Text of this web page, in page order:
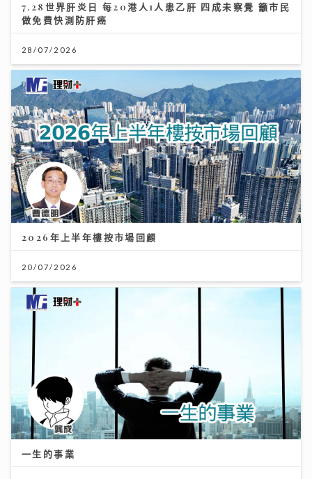
7.28世界肝炎日 每20港人1人患乙肝 四成未察覺 籲市民
做免費快測防肝癌
28/07/2026
2026年上半年樓按市場回顧
20/07/2026
一生的事業